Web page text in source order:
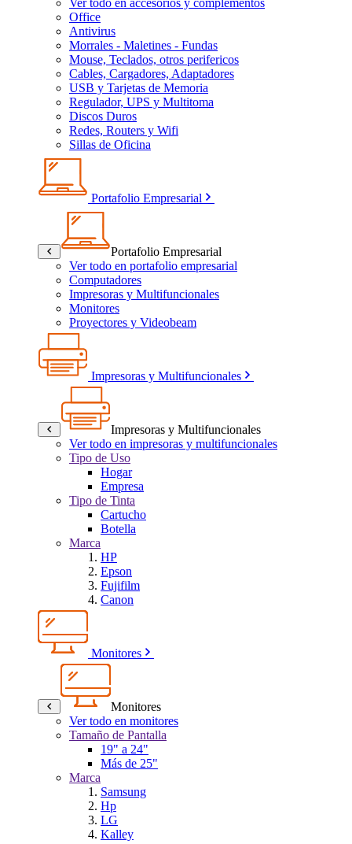
Ver todo en accesorios y complementos
Office
Antivirus
Morrales - Maletines - Fundas
Mouse, Teclados, otros perifericos
Cables, Cargadores, Adaptadores
USB y Tarjetas de Memoria
Regulador, UPS y Multitoma
Discos Duros
Redes, Routers y Wifi
Sillas de Oficina
Portafolio Empresarial
Portafolio Empresarial
Ver todo en portafolio empresarial
Computadores
Impresoras y Multifuncionales
Monitores
Proyectores y Videobeam
Impresoras y Multifuncionales
Impresoras y Multifuncionales
Ver todo en impresoras y multifuncionales
Tipo de Uso
Hogar
Empresa
Tipo de Tinta
Cartucho
Botella
Marca
HP
Epson
Fujifilm
Canon
Monitores
Monitores
Ver todo en monitores
Tamaño de Pantalla
19" a 24"
Más de 25"
Marca
Samsung
Hp
LG
Kalley